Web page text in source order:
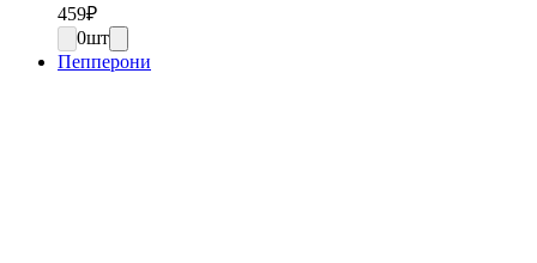
459₽
0шт
Пепперони